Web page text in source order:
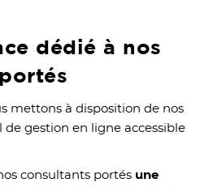
dédié à nos
mettons à disposition de nos
de gestion en ligne accessible
consultants portés une